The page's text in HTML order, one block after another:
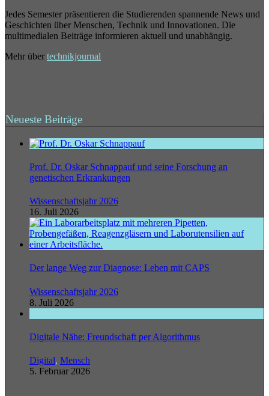
Jedes Semester präsentieren die Studierenden spannende News und
Geschichten über Menschen, Technik und Innovationen. Die
multimedialen Beiträge informieren aktuell und unabhängig.
Mehr über technikjournal
Neueste Beiträge
Prof. Dr. Oskar Schnappauf und seine Forschung an
genetischen Erkrankungen
Wissenschaftsjahr 2026
16. Juli 2026
Der lange Weg zur Diagnose: Leben mit CAPS
Wissenschaftsjahr 2026
8. Juli 2026
Digitale Nähe: Freundschaft per Algorithmus
Digital, Mensch
5. Februar 2026